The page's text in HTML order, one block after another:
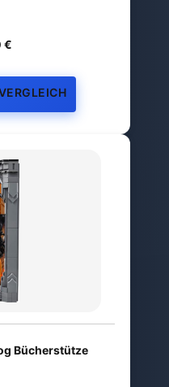
€
Bücherstütze